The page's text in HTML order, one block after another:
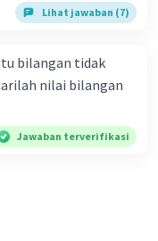
Lihat jawaban (7)
bilangan tidak
nilai bilangan
Jawaban terverifikasi